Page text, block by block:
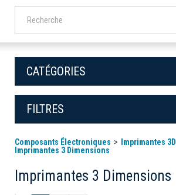
CATÉGORIES
FILTRES
Composants Électroniques
Imprimantes 3D
Imprimantes 3 Dimensions
Imprimantes 3 Dimensions